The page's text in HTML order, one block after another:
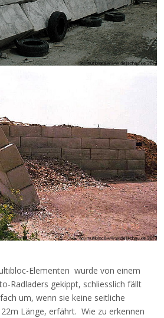
Elementen wurde von einem
Radladers gekippt, schliesslich fällt
um, wenn sie keine seitliche
Länge, erfährt. Wie zu erkennen